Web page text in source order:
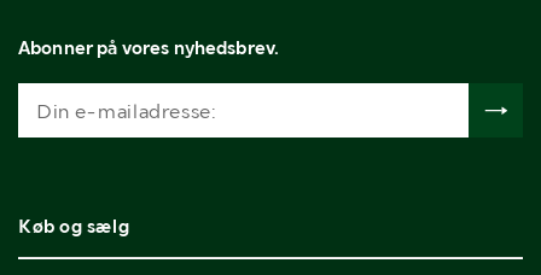
Abonner på vores nyhedsbrev.
Køb og sælg